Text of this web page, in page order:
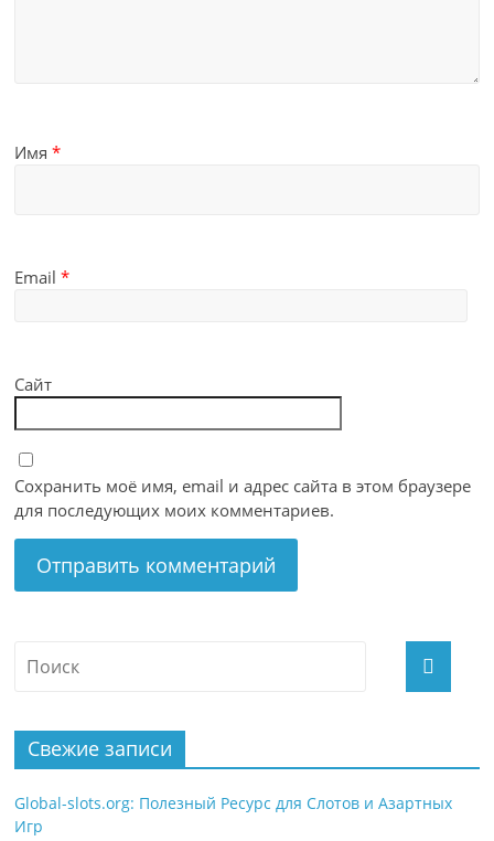
Имя*
Email*
Сайт
Сохранить моё имя, email и адрес сайта в этом браузере
для последующих моих комментариев.
Свежие записи
Global-slots.org: Полезный Ресурс для Слотов и Азартных
Игр